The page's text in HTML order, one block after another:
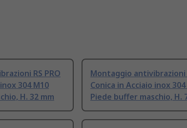
RS PRO
304 M10
H. 32 mm
Montaggio antivibrazioni
Conica in Acciaio inox
Piede buffer maschio, H.